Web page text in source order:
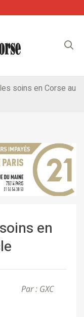
soins en Corse au
en
Par : GXC